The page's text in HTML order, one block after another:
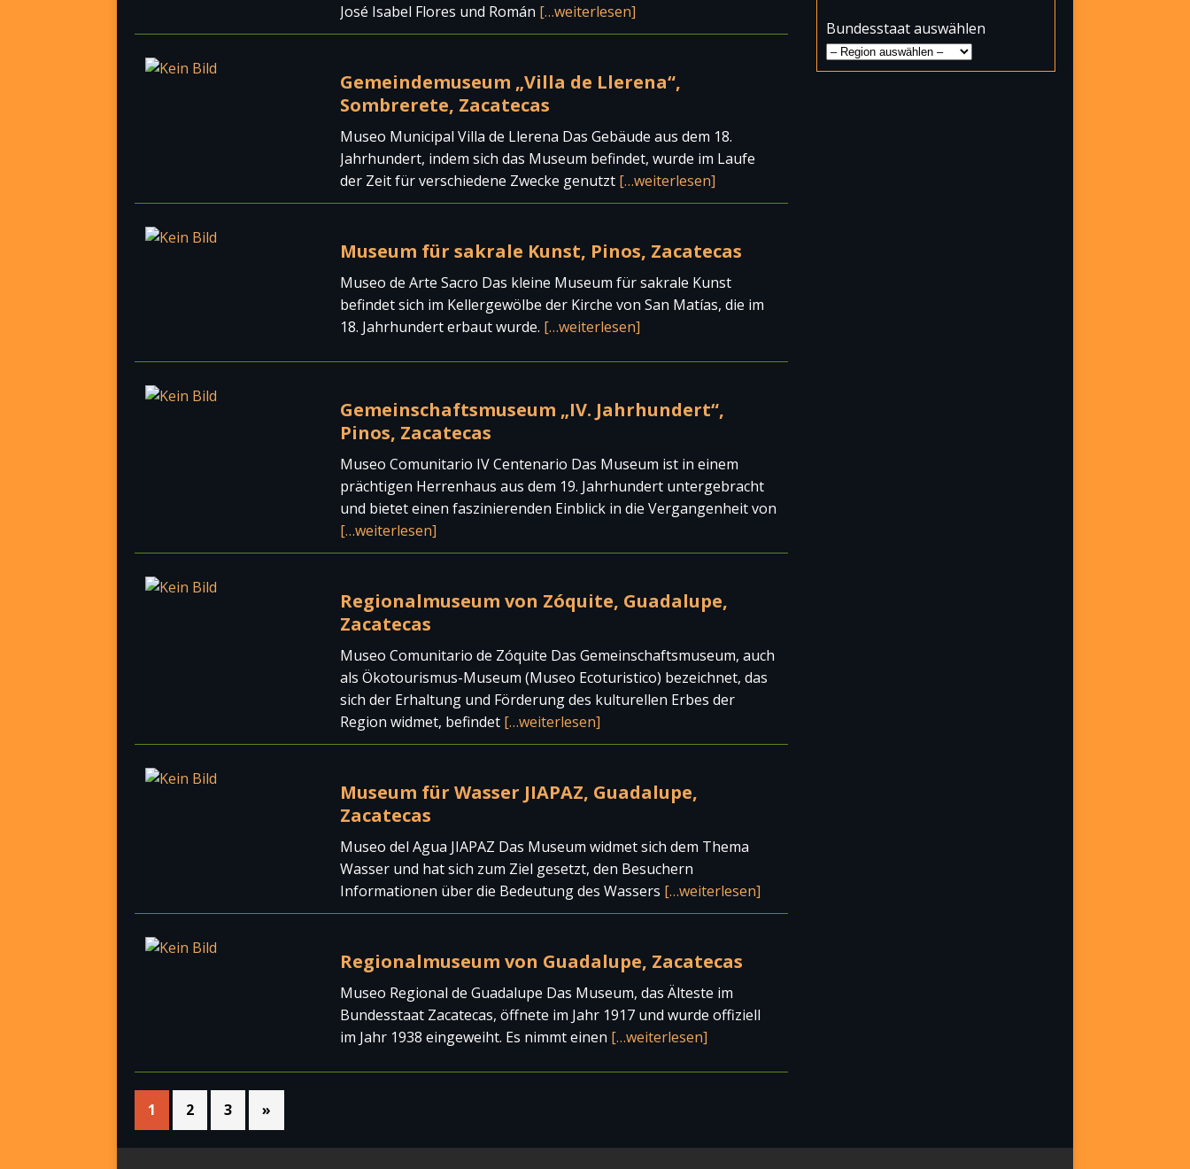
José Isabel Flores und Román […weiterlesen]
Gemeindemuseum „Villa de Llerena“,
Sombrerete, Zacatecas
Museo Municipal Villa de Llerena Das Gebäude aus dem 18.
Jahrhundert, indem sich das Museum befindet, wurde im Laufe
der Zeit für verschiedene Zwecke genutzt […weiterlesen]
Museum für sakrale Kunst, Pinos, Zacatecas
Museo de Arte Sacro Das kleine Museum für sakrale Kunst
befindet sich im Kellergewölbe der Kirche von San Matías, die im
18. Jahrhundert erbaut wurde. […weiterlesen]
Gemeinschaftsmuseum „IV. Jahrhundert“,
Pinos, Zacatecas
Museo Comunitario IV Centenario Das Museum ist in einem
prächtigen Herrenhaus aus dem 19. Jahrhundert untergebracht
und bietet einen faszinierenden Einblick in die Vergangenheit von
[…weiterlesen]
Regionalmuseum von Zóquite, Guadalupe,
Zacatecas
Museo Comunitario de Zóquite Das Gemeinschaftsmuseum, auch
als Ökotourismus-Museum (Museo Ecoturistico) bezeichnet, das
sich der Erhaltung und Förderung des kulturellen Erbes der
Region widmet, befindet […weiterlesen]
Museum für Wasser JIAPAZ, Guadalupe,
Zacatecas
Museo del Agua JIAPAZ Das Museum widmet sich dem Thema
Wasser und hat sich zum Ziel gesetzt, den Besuchern
Informationen über die Bedeutung des Wassers […weiterlesen]
Regionalmuseum von Guadalupe, Zacatecas
Museo Regional de Guadalupe Das Museum, das Älteste im
Bundesstaat Zacatecas, öffnete im Jahr 1917 und wurde offiziell
im Jahr 1938 eingeweiht. Es nimmt einen […weiterlesen]
1 2 3 »
Bundesstaat auswählen